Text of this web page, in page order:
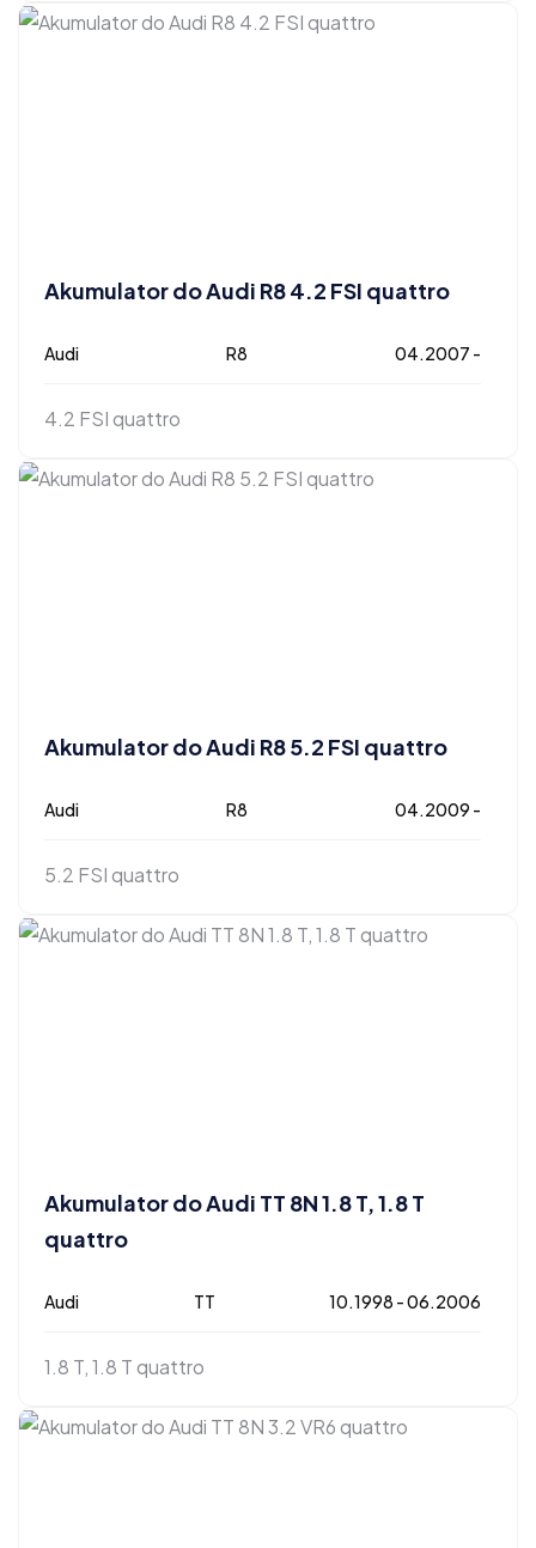
Akumulator do Audi R8 4.2 FSI quattro
Audi R8 04.2007 -
4.2 FSI quattro
Akumulator do Audi R8 5.2 FSI quattro
Audi R8 04.2009 -
5.2 FSI quattro
Akumulator do Audi TT 8N 1.8 T, 1.8 T
quattro
Audi TT 10.1998 - 06.2006
1.8 T, 1.8 T quattro